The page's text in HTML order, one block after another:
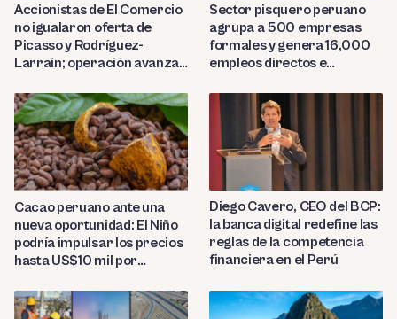
Accionistas de El Comercio
no igualaron oferta de
Picasso y Rodríguez-
Larraín; operación avanza
Sector pisquero peruano
agrupa a 500 empresas
formales y genera 16,000
empleos directos e
Cacao peruano ante una
nueva oportunidad: El Niño
podría impulsar los precios
hasta US$10 mil por
Diego Cavero, CEO del BCP:
la banca digital redefine las
reglas de la competencia
financiera en el Perú